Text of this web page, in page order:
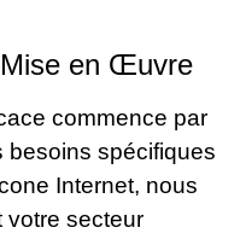
en Œuvre
commence par
besoins spécifiques
Internet, nous
votre secteur